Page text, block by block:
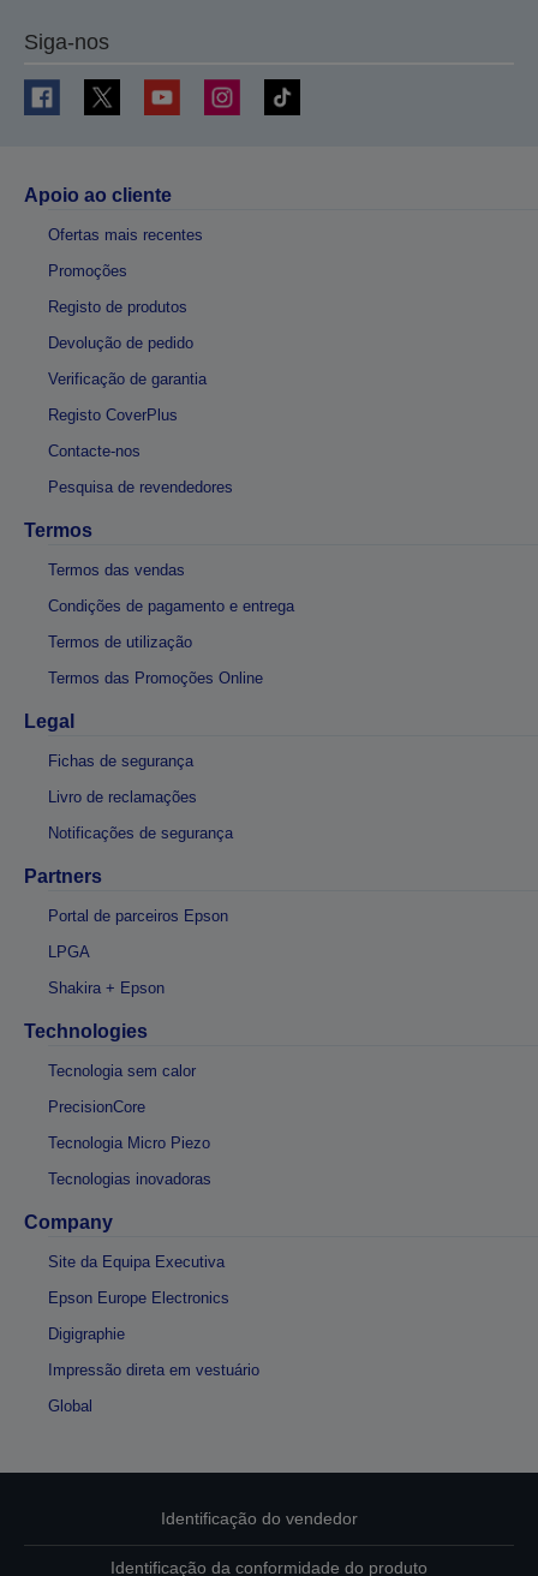
Siga-nos
Apoio ao cliente
Ofertas mais recentes
Promoções
Registo de produtos
Devolução de pedido
Verificação de garantia
Registo CoverPlus
Contacte-nos
Pesquisa de revendedores
Termos
Termos das vendas
Condições de pagamento e entrega
Termos de utilização
Termos das Promoções Online
Legal
Fichas de segurança
Livro de reclamações
Notificações de segurança
Partners
Portal de parceiros Epson
LPGA
Shakira + Epson
Technologies
Tecnologia sem calor
PrecisionCore
Tecnologia Micro Piezo
Tecnologias inovadoras
Company
Site da Equipa Executiva
Epson Europe Electronics
Digigraphie
Impressão direta em vestuário
Global
Identificação do vendedor
Identificação da conformidade do produto